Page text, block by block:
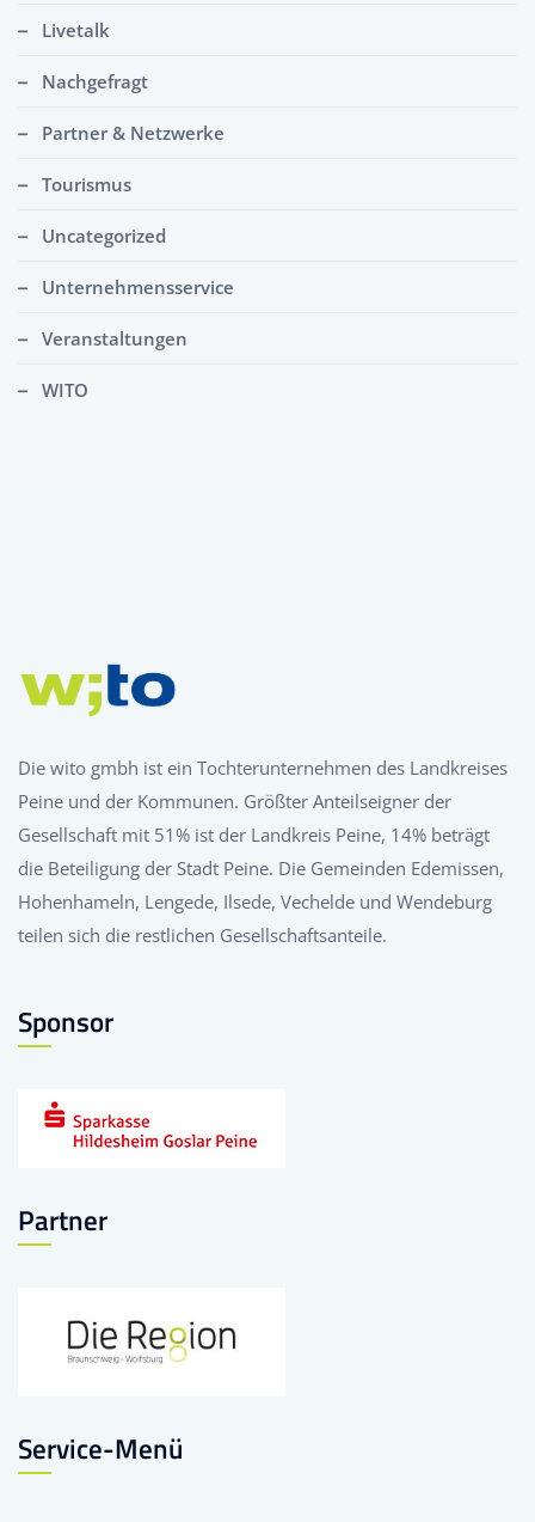
Livetalk
Nachgefragt
Partner & Netzwerke
Tourismus
Uncategorized
Unternehmensservice
Veranstaltungen
WITO
Die wito gmbh ist ein Tochterunternehmen des Landkreises
Peine und der Kommunen. Größter Anteilseigner der
Gesellschaft mit 51% ist der Landkreis Peine, 14% beträgt
die Beteiligung der Stadt Peine. Die Gemeinden Edemissen,
Hohenhameln, Lengede, Ilsede, Vechelde und Wendeburg
teilen sich die restlichen Gesellschaftsanteile.
Sponsor
Partner
Service-Menü